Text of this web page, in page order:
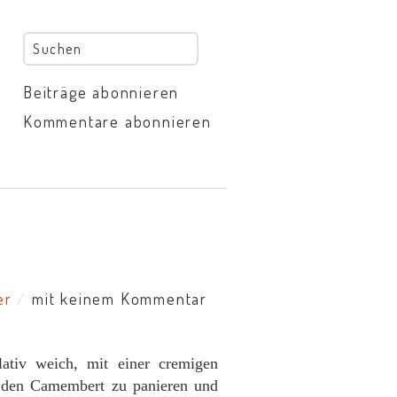
Beiträge abonnieren
Kommentare abonnieren
/ mit keinem Kommentar
weich, mit einer cremigen
Camembert zu panieren und